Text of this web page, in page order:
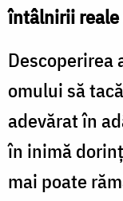
întâlnirii reale
omului să
adevărat în
în inimă
mai poate